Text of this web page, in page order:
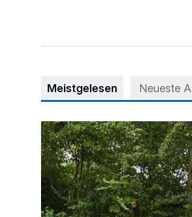
Meistgelesen Neueste
Aus Grau wird Haltung